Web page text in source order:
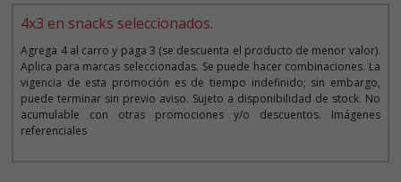
4x3 en snacks seleccionados.
Agrega 4 al carro y paga 3 (se descuenta el producto de menor valor).
Aplica para marcas seleccionadas. Se puede hacer combinaciones. La
vigencia de esta promoción es de tiempo indefinido; sin embargo,
puede terminar sin previo aviso. Sujeto a disponibilidad de stock. No
acumulable con otras promociones y/o descuentos. Imágenes
referenciales